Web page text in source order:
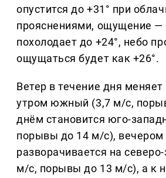
опустится до +31° при
прояснениями, ощущение —
похолодает до +24°, небо
ощущаться будет как +26°.
Ветер в течение дня
утром южный (3,7 м/с,
днём становится юго-
порывы до 14 м/с), вечером
разворачивается на
м/с, порывы до 13 м/с), а к